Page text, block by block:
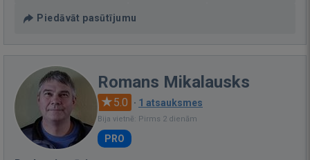
Piedāvāt pasūtījumu
Romans Mikalausks
5.0 · 1 atsauksmes
Bija vietnē: Pirms 2 dienām
PRO